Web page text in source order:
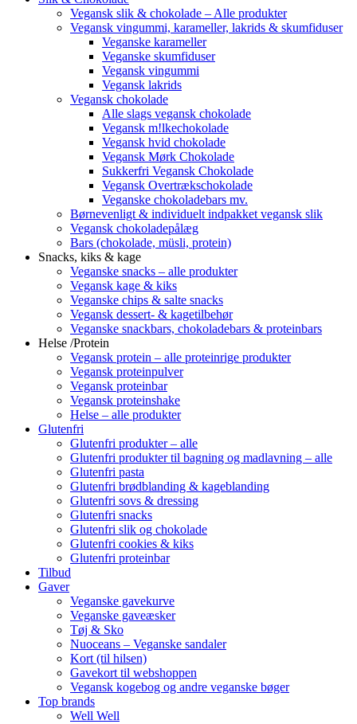
Vegansk slik & chokolade – Alle produkter
Vegansk vingummi, karameller, lakrids & skumfiduser
Veganske karameller
Veganske skumfiduser
Vegansk vingummi
Vegansk lakrids
Vegansk chokolade
Alle slags vegansk chokolade
Vegansk m!lkechokolade
Vegansk hvid chokolade
Vegansk Mørk Chokolade
Sukkerfri Vegansk Chokolade
Vegansk Overtrækschokolade
Veganske chokoladebars mv.
Børnevenligt & individuelt indpakket vegansk slik
Vegansk chokoladepålæg
Bars (chokolade, müsli, protein)
Snacks, kiks & kage
Veganske snacks – alle produkter
Vegansk kage & kiks
Veganske chips & salte snacks
Vegansk dessert- & kagetilbehør
Veganske snackbars, chokoladebars & proteinbars
Helse /Protein
Vegansk protein – alle proteinrige produkter
Vegansk proteinpulver
Vegansk proteinbar
Vegansk proteinshake
Helse – alle produkter
Glutenfri
Glutenfri produkter – alle
Glutenfri produkter til bagning og madlavning – alle
Glutenfri pasta
Glutenfri brødblanding & kageblanding
Glutenfri sovs & dressing
Glutenfri snacks
Glutenfri slik og chokolade
Glutenfri cookies & kiks
Glutenfri proteinbar
Tilbud
Gaver
Veganske gavekurve
Veganske gaveæsker
Tøj & Sko
Nuoceans – Veganske sandaler
Kort (til hilsen)
Gavekort til webshoppen
Vegansk kogebog og andre veganske bøger
Top brands
Well Well